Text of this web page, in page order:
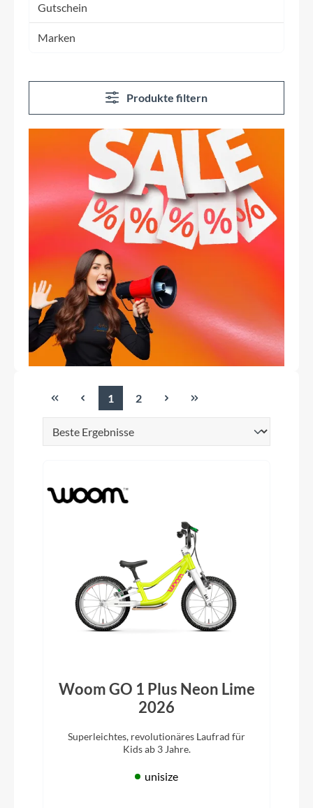
Gutschein
Marken
Produkte filtern
Seite
1
Seite
2
Woom GO 1 Plus Neon Lime
2026
Superleichtes, revolutionäres Laufrad für
Kids ab 3 Jahre.
unisize